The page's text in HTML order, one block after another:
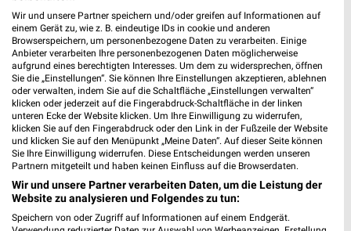
8,2 km
Angebote ab 01.08. Wohnen Spezial
Wir und unsere Partner speichern und/oder greifen auf Informationen auf
einem Gerät zu, wie z. B. eindeutige IDs in cookie und anderen
Browserspeichern, um personenbezogene Daten zu verarbeiten. Einige
Anbieter verarbeiten Ihre personenbezogenen Daten möglicherweise
aufgrund eines berechtigten Interesses. Um dem zu widersprechen, öffnen
Sie die „Einstellungen“. Sie können Ihre Einstellungen akzeptieren, ablehnen
oder verwalten, indem Sie auf die Schaltfläche „Einstellungen verwalten“
klicken oder jederzeit auf die Fingerabdruck-Schaltfläche in der linken
unteren Ecke der Website klicken. Um Ihre Einwilligung zu widerrufen,
klicken Sie auf den Fingerabdruck oder den Link in der Fußzeile der Website
und klicken Sie auf den Menüpunkt „Meine Daten“. Auf dieser Seite können
Sie Ihre Einwilligung widerrufen. Diese Entscheidungen werden unseren
Partnern mitgeteilt und haben keinen Einfluss auf die Browserdaten.
Wir und unsere Partner verarbeiten Daten, um die Leistung der
Website zu analysieren und Folgendes zu tun:
Speichern von oder Zugriff auf Informationen auf einem Endgerät.